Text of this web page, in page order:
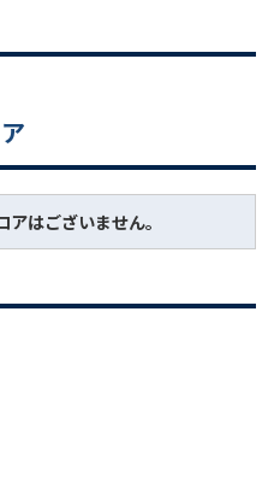
はございません。